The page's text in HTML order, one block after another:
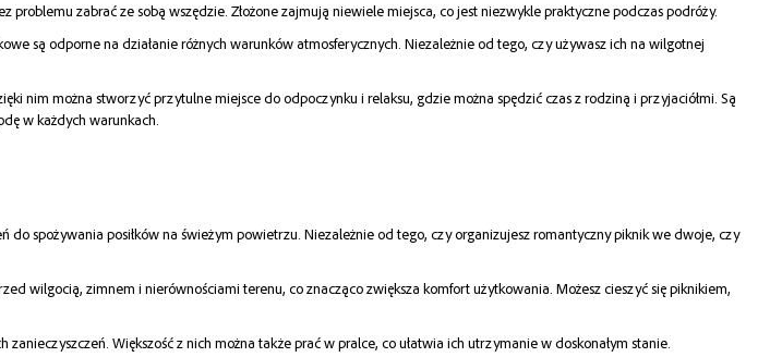
problemu zabrać ze sobą wszędzie. Złożone zajmują niewiele miejsca, co jest niezwykle praktyczne podczas podróży.
są odporne na działanie różnych warunków atmosferycznych. Niezależnie od tego, czy używasz ich na wilgotnej
nim można stworzyć przytulne miejsce do odpoczynku i relaksu, gdzie można spędzić czas z rodziną i przyjaciółmi. Są
w każdych warunkach.
spożywania posiłków na świeżym powietrzu. Niezależnie od tego, czy organizujesz romantyczny piknik we dwoje, czy
wilgocią, zimnem i nierównościami terenu, co znacząco zwiększa komfort użytkowania. Możesz cieszyć się piknikiem,
Większość z nich można także prać w pralce, co ułatwia ich utrzymanie w doskonałym stanie.